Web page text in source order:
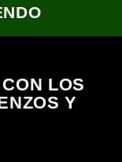
LOS
Y